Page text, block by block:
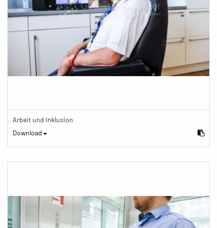
Arbeit und Inklusion
Download